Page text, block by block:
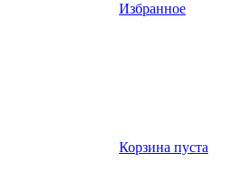
Избранное
Корзина пуста